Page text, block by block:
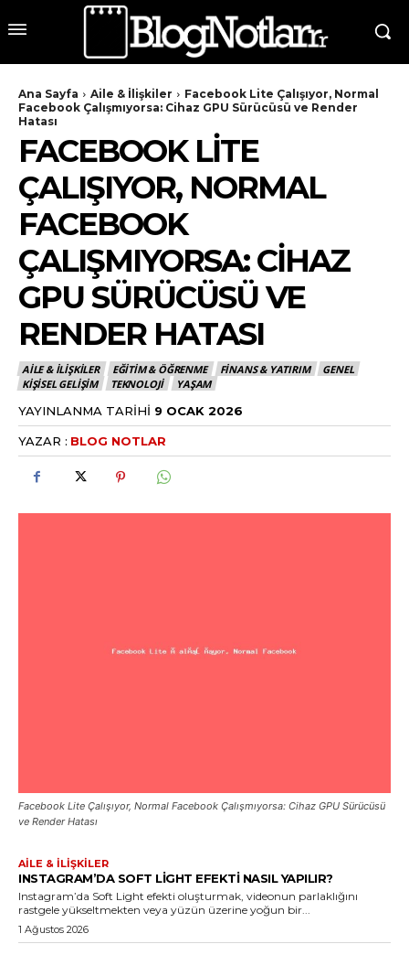
Ana Sayfa Aile & İlişkiler
Facebook Lite Çalışıyor, Normal
Facebook Çalışmıyorsa: Cihaz GPU Sürücüsü ve Render
Hatası
FACEBOOK LITE
ÇALIŞIYOR, NORMAL
FACEBOOK
ÇALIŞMIYORSA: CIHAZ
GPU SÜRÜCÜSÜ VE
RENDER HATASI
AILE & İLIŞKILER EĞITIM & ÖĞRENME FINANS & YATIRIM
GENEL
KIŞISEL GELIŞIM
TEKNOLOJI YAŞAM
YAYINLANMA TARIHI 9 OCAK 2026
YAZAR : BLOG NOTLAR
Facebook Lite Çalışıyor, Normal Facebook Çalışmıyorsa: Cihaz GPU Sürücüsü
ve Render Hatası
AILE & İLIŞKILER
INSTAGRAM’DA SOFT LIGHT EFEKTI NASIL YAPILIR?
Instagram’da Soft Light efekti oluşturmak, videonun parlaklığını
rastgele yükseltmekten veya yüzün üzerine yoğun bir...
1 Ağustos 2026